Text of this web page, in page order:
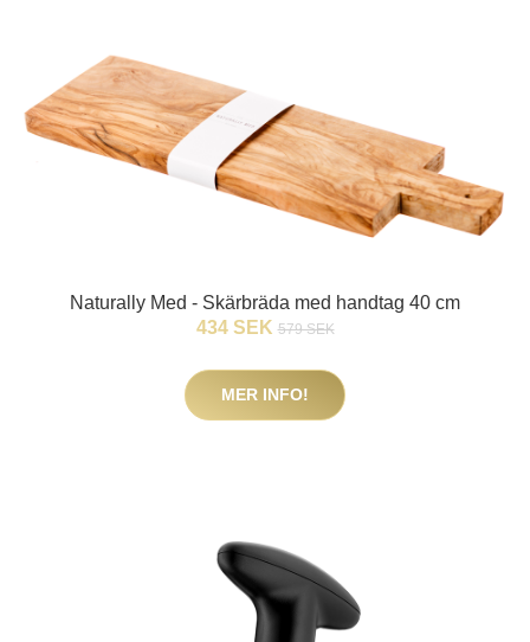
Naturally Med - Skärbräda med handtag 40 cm
434 SEK 579 SEK
MER INFO!